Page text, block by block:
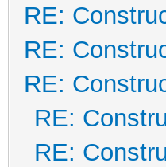
RE:
RE:
RE:
RE:
RE: